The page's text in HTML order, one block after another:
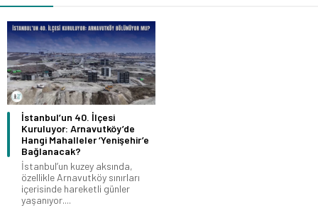
İstanbul’un 40. İlçesi
Kuruluyor: Arnavutköy’de
Hangi Mahalleler ‘Yenişehir’e
Bağlanacak?
İstanbul’un kuzey aksında,
özellikle Arnavutköy sınırları
içerisinde hareketli günler
yaşanıyor....